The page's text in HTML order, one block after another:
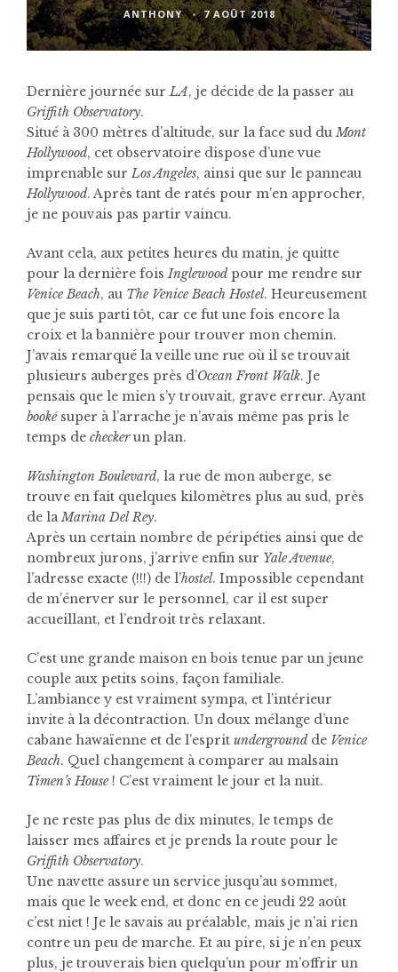
ANTHONY 7 AOÛT 2018
Dernière journée surLA, je décide de la passer au
Griffith Observatory.
Situé à 300 mètres d’altitude, sur la face sud duMont
Hollywood, cet observatoire dispose d’une vue
imprenable surLos Angeles, ainsi que sur le panneau
Hollywood. Après tant de ratés pour m’en approcher,
je ne pouvais pas partir vaincu.
Avant cela, aux petites heures du matin, je quitte
pour la dernière foisInglewoodpour me rendre sur
Venice Beach, au The Venice Beach Hostel. Heureusement
que je suis parti tôt, car ce fut une fois encore la
croix et la bannière pour trouver mon chemin.
J’avais remarqué la veille une rue où il se trouvait
plusieurs auberges près d’Ocean Front Walk. Je
pensais que le mien s’y trouvait, grave erreur. Ayant
bookésuper à l’arrache je n’avais même pas pris le
temps de checkerun plan.
Washington Boulevard, la rue de mon auberge, se
trouve en fait quelques kilomètres plus au sud, près
de laMarina Del Rey.
Après un certain nombre de péripéties ainsi que de
nombreux jurons, j’arrive enfin sur Yale Avenue,
l’adresse exacte (!!!) de l’hostel. Impossible cependant
de m’énerver sur le personnel, car il est super
accueillant, et l’endroit très relaxant.
C’est une grande maison en bois tenue par un jeune
couple aux petits soins, façon familiale.
L’ambiance y est vraiment sympa, et l’intérieur
invite à la décontraction. Un doux mélange d’une
cabane hawaïenne et de l’esprit undergroundde Venice
Beach. Quel changement à comparer au malsain
Timen’s House! C’est vraiment le jour et la nuit.
Je ne reste pas plus de dix minutes, le temps de
laisser mes affaires et je prends la route pour le
Griffith Observatory.
Une navette assure un service jusqu’au sommet,
mais que le week end, et donc en ce jeudi 22 août
c’est niet ! Je le savais au préalable, mais je n’ai rien
contre un peu de marche. Et au pire, si je n’en peux
plus, je trouverais bien quelqu’un pour m’offrir un